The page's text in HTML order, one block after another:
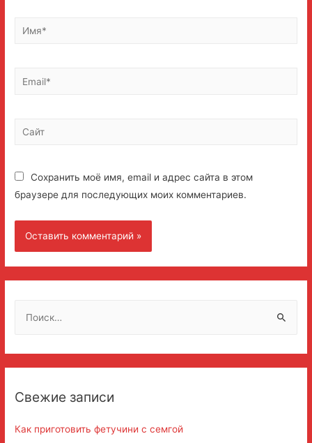
Имя*
Email*
Сайт
Сохранить моё имя, email и адрес сайта в этом
браузере для последующих моих комментариев.
:Свежие записи
Как приготовить фетучини с семгой